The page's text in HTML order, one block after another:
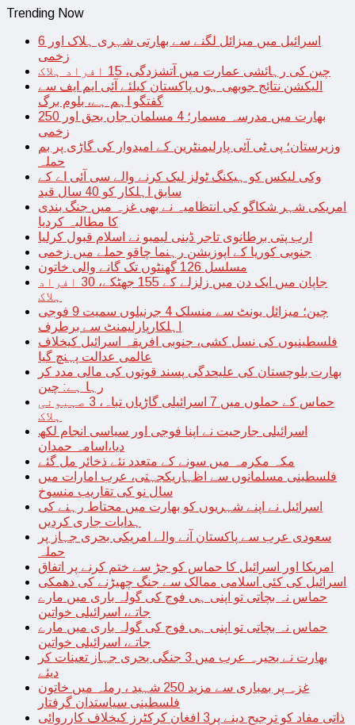
Trending Now
اسرائیل میں میزائل لگنے سے بھارتی شہری ہلاک اور 6
زخمی
چین کی رہائشی عمارت میں آتشزدگی، 15 افراد ہلاک
الیکشن نتائج جوبھی ہوں پاکستان کیلئے آئی ایم ایف سے
گفتگو اہم ہے، بلوم برگ
بھارت میں مدرسہ مسمار؛ 4 مسلمان جاں بحق اور 250
زخمی
وزیرستان؛ پی ٹی آئی پارلیمنٹرین کے امیدوار کی گاڑی پر بم
حملہ
وکی لیکس کو ہیکنگ ٹولز لیک کرنے والے سی آئی اے کے
سابق اہلکار کو 40 سال قید
امریکی شہر شکاگو کی انتظامیہ نے بھی غزہ میں جنگ بندی
کا مطالبہ کردیا
ارب پتی برطانوی تاجر ڈینی لیمبو نے اسلام قبول کرلیا
جنوبی کوریا کے اپوزیشن رہنما چاقو حملے میں زخمی
مسلسل 126 گھنٹوں تک گانے والی خاتون
جاپان میں ایک دن میں زلزلے کے 155 جھٹکے، 30 افراد
ہلاک
چین؛ میزائل یونٹ سے منسلک 4 جرنیلوں سمیت 9 فوجی
اہلکارپارلیمنٹ سے برطرف
فلسطینیوں کی نسل کشی، جنوبی افریقہ اسرائیل کیخلاف
عالمی عدالت پہنچ گیا
بھارت بلوچستان کی علیحدگی پسند قوتوں کی مالی مدد کر
رہا ہے: چین
حماس کے حملوں میں 7 اسرائیلی گاڑیاں تباہ، 3 صہیونی
ہلاک
اسرائیلی جارحیت نے اپنا فوجی اور سیاسی انجام لکھ
دیا،اسامہ حمدان
مکہ مکرمہ میں سونے کے متعدد نئے ذخائر مل گئے
فلسطینی مسلمانوں سے اظہاریکجہتی، عرب امارات میں
سال نو کی تقاریب منسوخ
اسرائیل نے اپنے شہریوں کو بھارت میں محتاط رہنے کی
ہدایات جاری کردیں
سعودی عرب سے پاکستان آنے والے امریکی بحری جہاز پر
حملہ
امریکا اور اسرائیل کا حماس کو جڑ سے ختم کرنے پر اتفاق
اسرائیل کی کئی اسلامی ممالک سے جنگ چھیڑنے کی دھمکی
حماس نہ بچاتی تو اپنی ہی فوج کی گولہ باری میں مارے
جاتے، اسرائیلی خواتین
حماس نہ بچاتی تو اپنی ہی فوج کی گولہ باری میں مارے
جاتے، اسرائیلی خواتین
بھارت نے بحیرہ عرب میں 3 جنگی بحری جہاز تعینات کر
دیئے
غزہ پر بمباری سے مزید 250 شہید ، رملہ میں خاتون
فلسطینی سیاستدان گرفتار
ذاتی مفاد کو ترجیح دینے پر3 افغان کرکٹرز کیخلاف کارروائی